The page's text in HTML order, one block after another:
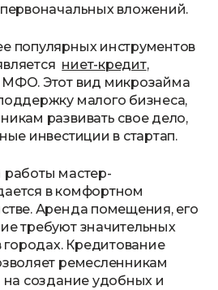
вложений.
популярных инструментов
ниет-кредит,
Этот вид микрозайма
малого бизнеса,
развивать свое дело,
инвестиции в стартап.
мастер-
в комфортном
Аренда помещения, его
требуют значительных
городах. Кредитование
ремесленникам
на создание удобных и